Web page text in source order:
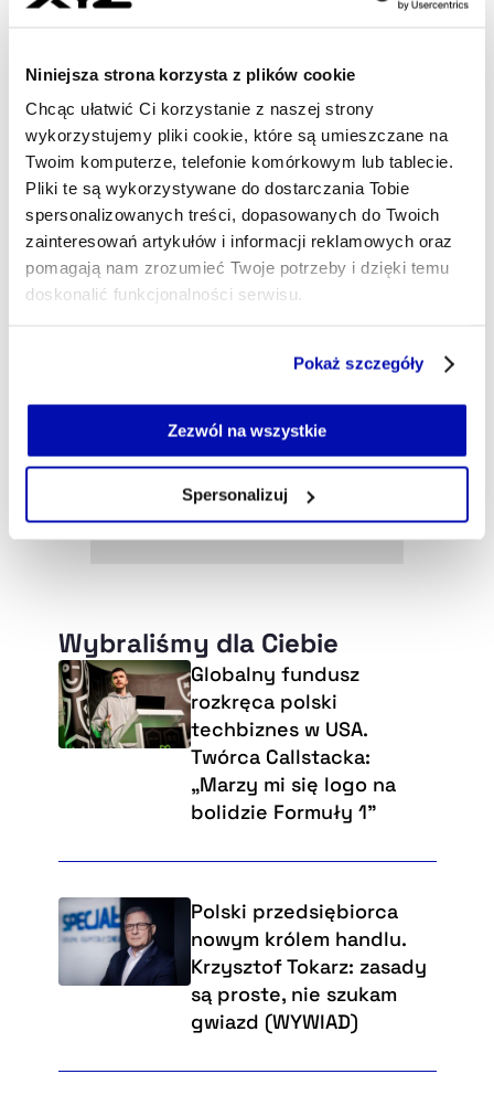
Niniejsza strona korzysta z plików cookie
Chcąc ułatwić Ci korzystanie z naszej strony
wykorzystujemy pliki cookie, które są umieszczane na
Twoim komputerze, telefonie komórkowym lub tablecie.
Pliki te są wykorzystywane do dostarczania Tobie
spersonalizowanych treści, dopasowanych do Twoich
zainteresowań artykułów i informacji reklamowych oraz
pomagają nam zrozumieć Twoje potrzeby i dzięki temu
doskonalić funkcjonalności serwisu.
Jeżeli nie wyrażasz zgody na zapisywanie plików cookie,
możesz łatwo zarządzać swoimi uprawnieniami, np. we
własnej przeglądarce internetowej lub po wybraniu opcji
Pokaż szczegóły
Zezwól na wszystkie
Spersonalizuj
Wybraliśmy dla Ciebie
Globalny fundusz
rozkręca polski
techbiznes w USA.
Twórca Callstacka:
„Marzy mi się logo na
bolidzie Formuły 1”
Polski przedsiębiorca
nowym królem handlu.
Krzysztof Tokarz: zasady
są proste, nie szukam
gwiazd (WYWIAD)
systemach wsparcia i finansowania nowatorskich
projektów, tworzeniu i zarządzaniu biznesami
bazującymi na B+R, start-upach i sektorze venture
capital.
anna.belcik@xyz.pl